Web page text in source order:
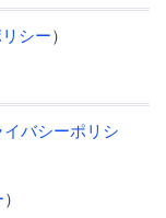
シー）
イバシーポリシ
）